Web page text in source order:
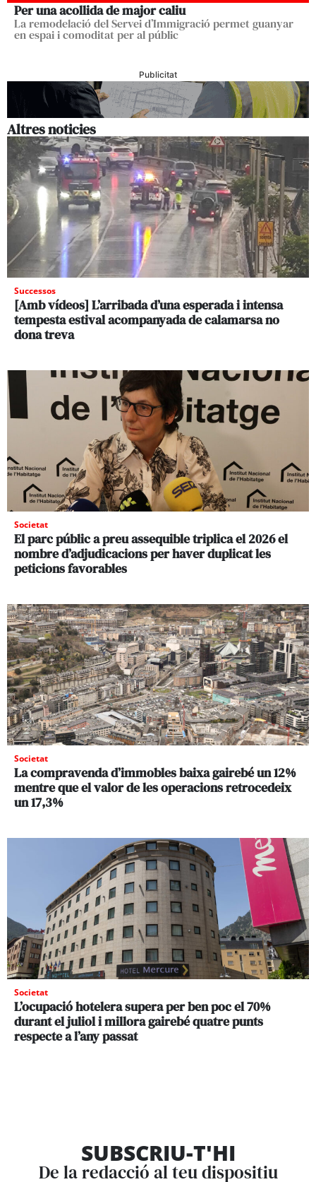
Per una acollida de major caliu
La remodelació del Servei d’Immigració permet guanyar
en espai i comoditat per al públic
Publicitat
Altres noticies
Successos
[Amb vídeos] L’arribada d’una esperada i intensa
tempesta estival acompanyada de calamarsa no
dona treva
Societat
El parc públic a preu assequible triplica el 2026 el
nombre d’adjudicacions per haver duplicat les
peticions favorables
Societat
La compravenda d’immobles baixa gairebé un 12%
mentre que el valor de les operacions retrocedeix
un 17,3%
Societat
L’ocupació hotelera supera per ben poc el 70%
durant el juliol i millora gairebé quatre punts
respecte a l’any passat
SUBSCRIU-T'HI
De la redacció al teu dispositiu